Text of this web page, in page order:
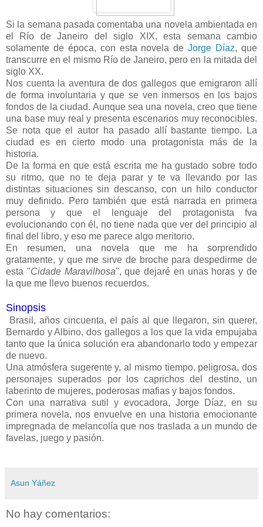
Si la semana pasada comentaba una novela ambientada en
el Río de Janeiro del siglo XIX, esta semana cambio
solamente de época, con esta novela deJorge Díaz, que
transcurre en el mismo Río de Janeiro, pero en la mitada del
siglo XX.
Nos cuenta la aventura de dos gallegos que emigraron allí
de forma involuntaria y que se ven inmersos en los bajos
fondos de la ciudad. Aunque sea una novela, creo que tiene
una base muy real y presenta escenarios muy reconocibles.
Se nota que el autor ha pasado allí bastante tiempo. La
ciudad es en cierto modo una protagonista más de la
historia.
De la forma en que está escrita me ha gustado sobre todo
su ritmo, que no te deja parar y te va llevando por las
distintas situaciones sin descanso, con un hilo conductor
muy definido. Pero también que está narrada en primera
persona y que el lenguaje del protagonista fva
evolucionando con él, no tiene nada que ver del principio al
final del libro, y eso me parece algo meritorio.
En resumen, una novela que me ha sorprendido
gratamente, y que me sirve de broche para despedirme de
esta "Cidade Maravilhosa", que dejaré en unas horas y de
la que me llevo buenos recuerdos.
Sinopsis
Brasil, años cincuenta, el país al que llegaron, sin querer,
Bernardo y Albino, dos gallegos a los que la vida empujaba
tanto que la única solución era abandonarlo todo y empezar
de nuevo.
Una atmósfera sugerente y, al mismo tiempo, peligrosa, dos
personajes superados por los caprichos del destino, un
laberinto de mujeres, poderosas mafias y bajos fondos.
Con una narrativa sutil y evocadora, Jorge Díaz, en su
primera novela, nos envuelve en una historia emocionante
impregnada de melancolía que nos traslada a un mundo de
favelas, juego y pasión.
Asun Yáñez
No hay comentarios: